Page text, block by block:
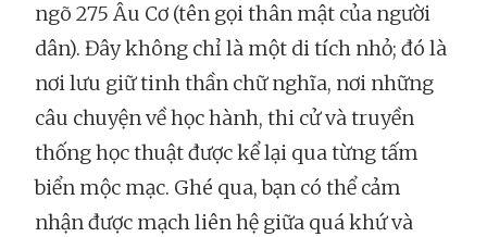
ngõ 275 Âu Cơ (tên gọi thân mật của người
dân). Đây không chỉ là một di tích nhỏ; đó là
nơi lưu giữ tinh thần chữ nghĩa, nơi những
câu chuyện về học hành, thi cử và truyền
thống học thuật được kể lại qua từng tấm
biển mộc mạc. Ghé qua, bạn có thể cảm
nhận được mạch liên hệ giữa quá khứ và